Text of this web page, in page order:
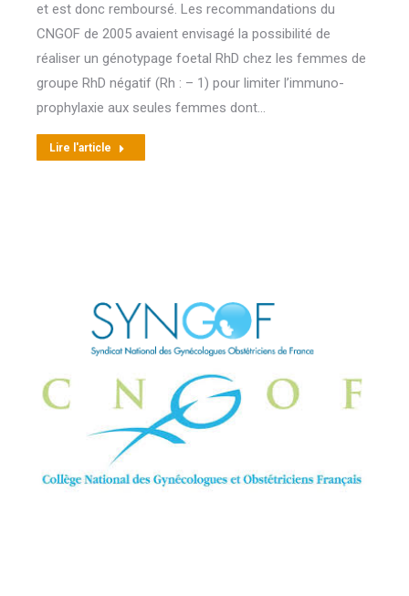
et est donc remboursé. Les recommandations du
CNGOF de 2005 avaient envisagé la possibilité de
réaliser un génotypage foetal RhD chez les femmes de
groupe RhD négatif (Rh : – 1) pour limiter l’immuno-
prophylaxie aux seules femmes dont…
Lire l'article